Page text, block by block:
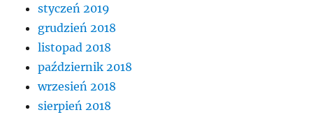
styczeń 2019
grudzień 2018
listopad 2018
październik 2018
wrzesień 2018
sierpień 2018